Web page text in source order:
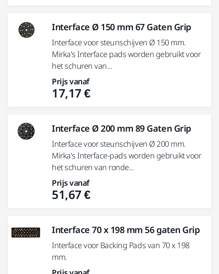
Interface Ø 150 mm 67 Gaten Grip
Interface voor steunschijven Ø 150 mm.
Mirka's Interface pads worden gebruikt voor
het schuren van...
Prijs vanaf
17,17 €
Interface Ø 200 mm 89 Gaten Grip
Interface voor steunschijven Ø 200 mm.
Mirka's Interface-pads worden gebruikt voor
het schuren van ronde...
Prijs vanaf
51,67 €
Interface 70 x 198 mm 56 gaten Grip
Interface voor Backing Pads van 70 x 198
mm.